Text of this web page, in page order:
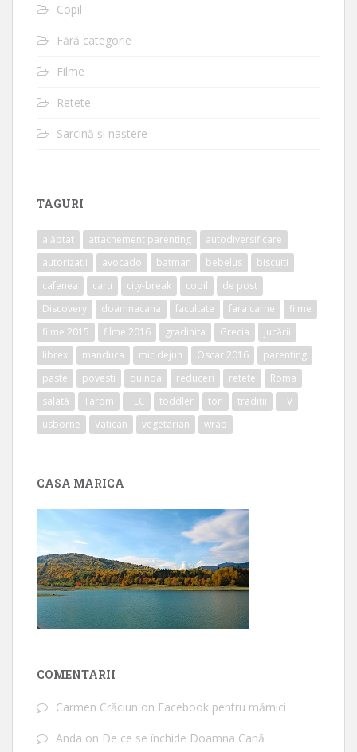
Copil
Fără categorie
Filme
Retete
Sarcină și naștere
TAGURI
alăptat attachement parenting
autodiversificare
autorizatii
avocado batman bebelus
biscuiti
cafenea
carti city-break copil
de post
Discovery
doamnacana facultate fara carne
filme
filme 2015
filme 2016 gradinita Grecia
jucării
librex
manduca mic dejun Oscar 2016
parenting
paste
povesti quinoa reduceri retete
Roma
salată
Tarom TLC toddler ton tradiții
TV
usborne
Vatican vegetarian wrap
CASA MARICA
COMENTARII
Carmen Crăciun on Facebook pentru mămici
Anda on De ce se închide Doamna Cană